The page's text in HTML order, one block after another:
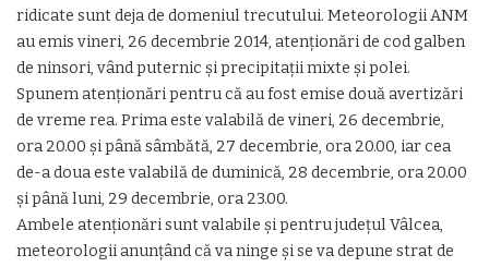
ridicate sunt deja de domeniul trecutului. Meteorologii ANM
au emis vineri, 26 decembrie 2014, atenţionări de cod galben
de ninsori, vând puternic şi precipitaţii mixte şi polei.
Spunem atenţionări pentru că au fost emise două avertizări
de vreme rea. Prima este valabilă de vineri, 26 decembrie,
ora 20.00 şi până sâmbătă, 27 decembrie, ora 20.00, iar cea
de-a doua este valabilă de duminică, 28 decembrie, ora 20.00
şi până luni, 29 decembrie, ora 23.00.
Ambele atenţionări sunt valabile şi pentru judeţul Vâlcea,
meteorologii anunţând că va ninge şi se va depune strat de